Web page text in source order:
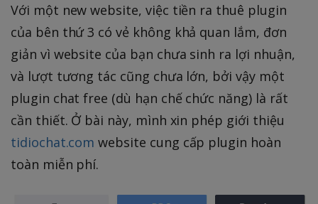
Với một new website, việc tiền ra thuê plugin
của bên thứ 3 có vẻ không khả quan lắm, đơn
giản vì website của bạn chưa sinh ra lợi nhuận,
và lượt tương tác cũng chưa lớn, bởi vậy một
plugin chat free (dù hạn chế chức năng) là rất
cần thiết. Ở bài này, mình xin phép giới thiệu
tidiochat.com website cung cấp plugin hoàn
toàn miễn phí.